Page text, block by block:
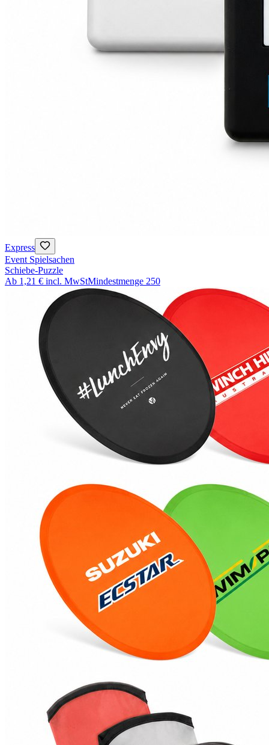
Express
Event Spielsachen
Schiebe-Puzzle
Ab 1,21 € incl. MwStMindestmenge 250